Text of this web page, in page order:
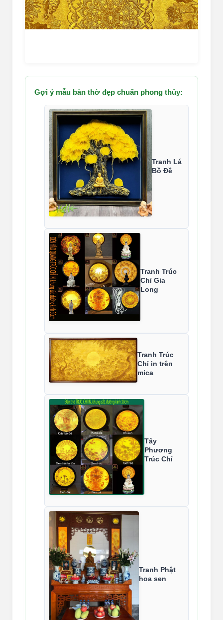
Gợi ý mẫu bàn thờ đẹp chuẩn phong thủy:
Tranh Lá
Bồ Đề
Tranh Trúc
Chỉ Gia
Long
Tranh Trúc
Chỉ in trên
mica
Tây
Phương
Trúc Chỉ
Tranh Phật
hoa sen